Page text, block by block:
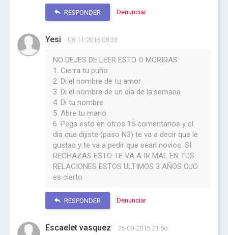
RESPONDER Denunciar
Yesi 08-11-2015 08:33
NO DEJES DE LEER ESTO O MORIRAS
1. Cierra tu puño
2. Di el nombre de tu amor
3. Di el nombre de un dia de la.semana
4. Di tu nombre
5. Abre tu mano
6. Pega esto en otros 15 comentarios y el
dia que dijiste (paso N3) te va a decir que le
gustas y te va a pedir que sean novios. SI
RECHAZAS ESTO TE VA A IR MAL EN TUS
RELACIONES ESTOS ULTIMOS 3 AÑOS OJO
es cierto
RESPONDER Denunciar
Escaelet vasquez 25-09-2015 21:50